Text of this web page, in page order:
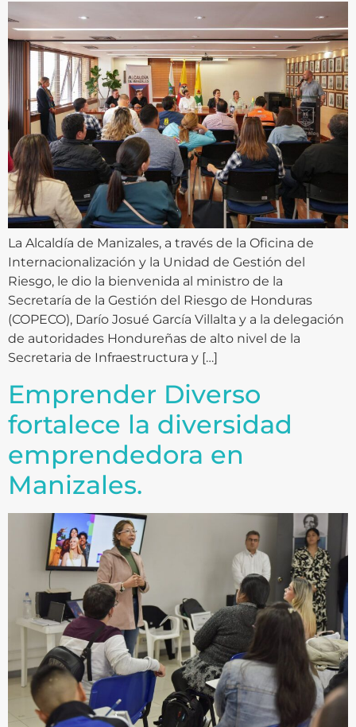
La Alcaldía de Manizales, a través de la Oficina de
Internacionalización y la Unidad de Gestión del
Riesgo, le dio la bienvenida al ministro de la
Secretaría de la Gestión del Riesgo de Honduras
(COPECO), Darío Josué García Villalta y a la delegación
de autoridades Hondureñas de alto nivel de la
Secretaria de Infraestructura y […]
Emprender Diverso
fortalece la diversidad
emprendedora en
Manizales.